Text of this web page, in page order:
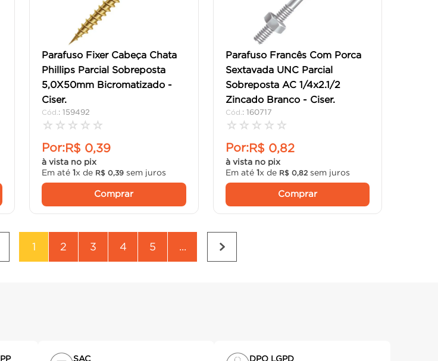
Parafuso Fixer Cabeça Chata
Phillips Parcial Sobreposta
5,0X50mm Bicromatizado -
Ciser.
:159492
☆ ☆ ☆ ☆ ☆
Por:R$ 0,39
à vista no pix
Em até1x de R$ 0 39 sem juros
Comprar
Parafuso Francês Com Porca
Sextavada UNC Parcial
Sobreposta AC 1/4x2.1/2
Zincado Branco - Ciser.
: 160717
☆ ☆ ☆ ☆ ☆
Por:R$ 0,82
à vista no pix
Em até 1x de R$ 0, 82sem juros
Comprar
1 2 3 4 5 ...
SAC DPO LGPD